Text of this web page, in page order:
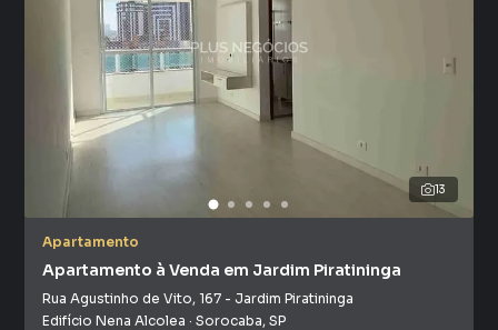
13
Apartamento
Apartamento à Venda em Jardim Piratininga
Rua Agustinho de Vito, 167 - Jardim Piratininga
Edifício Nena Alcolea · Sorocaba, SP